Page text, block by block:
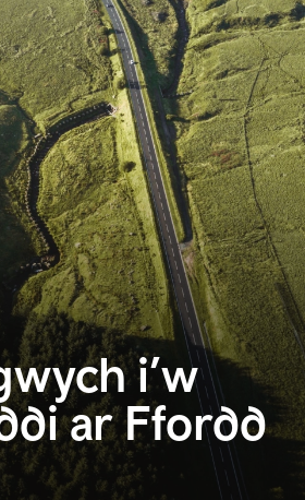
i’w
ar Ffordd